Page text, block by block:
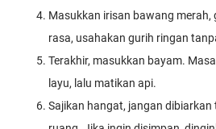
Masukkan irisan bawang merah,
rasa, usahakan gurih ringan
Terakhir, masukkan bayam.
layu, lalu matikan api.
Sajikan hangat, jangan dibiarkan